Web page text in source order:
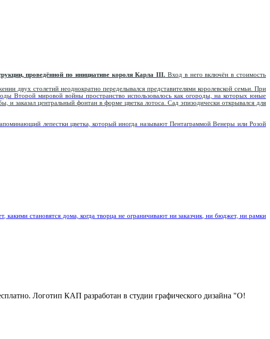
проведённой по инициативе короля Карла III. Вход в него включён в стоимость
двух столетий неоднократно переделывался представителями королевской семьи. При
Второй мировой войны пространство использовалось как огороды, на которых юные
заказал центральный фонтан в форме цветка лотоса. Сад эпизодически открывался для
лепестки цветка, который иногда называют Пентаграммой Венеры или Розой
какими становятся дома, когда творца не ограничивают ни заказчик, ни бюджет, ни рамки
Логотип КАП разработан в студии графического дизайна "О!